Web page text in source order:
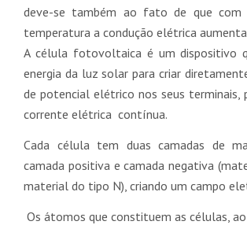
deve-se também ao fato de que
temperatura a condução elétrica
A célula fotovoltaica é um dispositivo
energia da luz solar para criar
de potencial elétrico nos seus terminais,
corrente elétrica contínua.
Cada célula tem duas camadas de
camada positiva e camada negativa
material do tipo N), criando um campo
Os átomos que constituem as células,